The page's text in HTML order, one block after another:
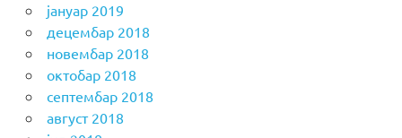
јануар 2019
децембар 2018
новембар 2018
октобар 2018
септембар 2018
август 2018